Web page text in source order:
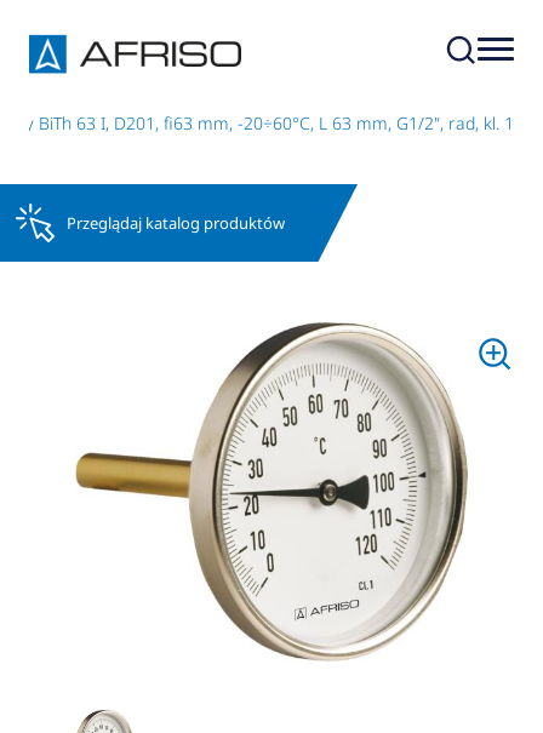
BiTh 63 I, D201, fi63 mm, -20÷60°C, L 63 mm, G1/2", rad, kl. 1
Przeglądaj katalog produktów